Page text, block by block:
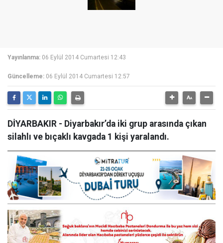
Yayınlanma: 06 Eylül 2014 Cumartesi 12:43
Güncelleme: 06 Eylül 2014 Cumartesi 12:57
DİYARBAKIR - Diyarbakır’da iki grup arasında çıkan
silahlı ve bıçaklı kavgada 1 kişi yaralandı.